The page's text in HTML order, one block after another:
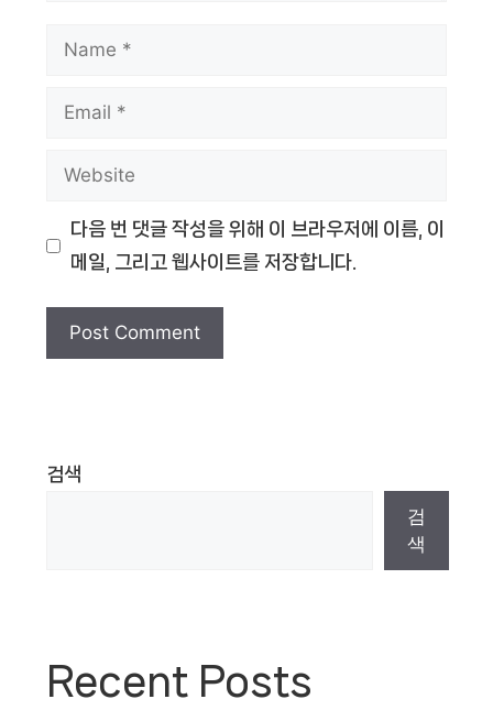
Name
Email
Website
다음 번 댓글 작성을 위해 이 브라우저에 이름, 이
메일, 그리고 웹사이트를 저장합니다.
검색
검
색
Recent Posts